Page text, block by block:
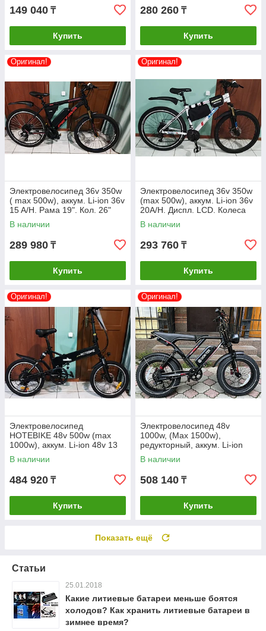
149 040 ₸
Купить
280 260 ₸
Купить
Оригинал!
Электровелосипед 36v 350w
( max 500w), аккум. Li-ion 36v
15 A/H. Рама 19". Кол. 26"
В наличии
289 980 ₸
Купить
Оригинал!
Электровелосипед 36v 350w
(max 500w), аккум. Li-ion 36v
20A/H. Диспл. LCD. Колеса
26".
В наличии
293 760 ₸
Купить
Оригинал!
Электровелосипед
HOTEBIKE 48v 500w (max
1000w), аккум. Li-ion 48v 13
A/H. Складной. Колеса 20".
В наличии
484 920 ₸
Купить
Оригинал!
Электровелосипед 48v
1000w, (Max 1500w),
редукторный, аккум. Li-ion
48v 17,5 A/H. Колеса 20*4”
В наличии
508 140 ₸
Купить
Показать ещё
Статьи
25.01.2018
Какие литиевые батареи меньше боятся
холодов? Как хранить литиевые батареи в
зимнее время?